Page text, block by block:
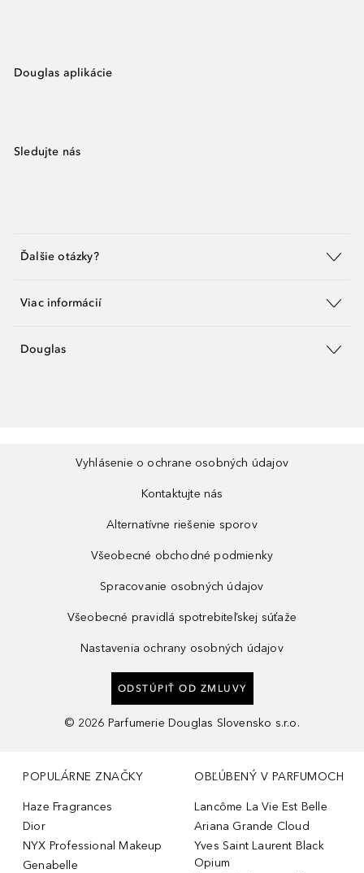
Douglas aplikácie
Sledujte nás
Ďalšie otázky?
Viac informácií
Douglas
Vyhlásenie o ochrane osobných údajov
Kontaktujte nás
Alternatívne riešenie sporov
Všeobecné obchodné podmienky
Spracovanie osobných údajov
Všeobecné pravidlá spotrebiteľskej súťaže
Nastavenia ochrany osobných údajov
ODSTÚPIŤ OD ZMLUVY
© 2026 Parfumerie Douglas Slovensko s.r.o.
POPULÁRNE ZNAČKY
Haze Fragrances
Dior
NYX Professional Makeup
Genabelle
OBĽÚBENÝ V PARFUMOCH
Lancôme La Vie Est Belle
Ariana Grande Cloud
Yves Saint Laurent Black
Opium